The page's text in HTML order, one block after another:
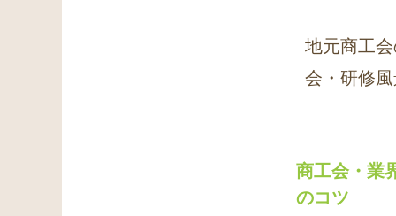
地元商工
会・研修
商工会・業
のコツ